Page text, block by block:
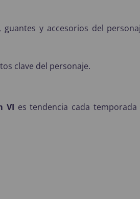
y accesorios del
clave del personaje.
VI es tendencia cada